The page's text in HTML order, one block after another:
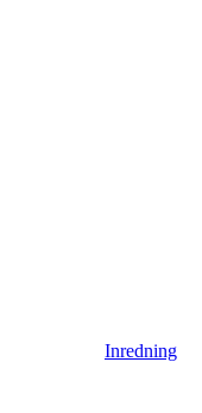
Inredning